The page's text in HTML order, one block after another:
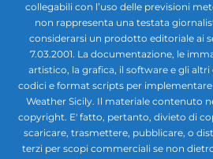
collegabili con l’uso delle previsioni
non rappresenta una testata
considerarsi un prodotto editoriale ai
7.03.2001. La documentazione, le
artistico, la grafica, il software e gli
codici e format scripts per
Weather Sicily. Il materiale contenuto
copyright. E' fatto, pertanto, divieto di
scaricare, trasmettere, pubblicare, o
terzi per scopi commerciali se non